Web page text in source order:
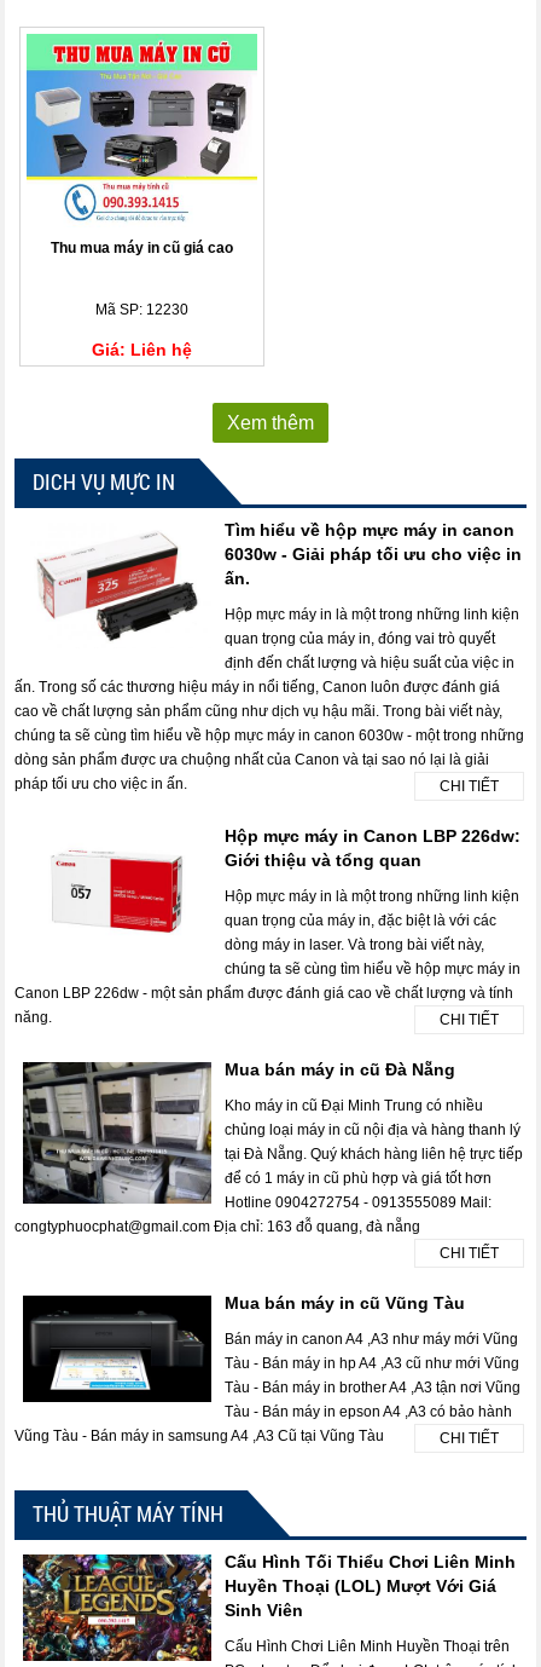
Thu mua máy in cũ giá cao
Mã SP: 12230
Giá: Liên hệ
Xem thêm
DICH VỤ MỰC IN
Tìm hiểu về hộp mực máy in canon
6030w - Giải pháp tối ưu cho việc in
ấn.
Hộp mực máy in là một trong những linh kiện
quan trọng của máy in, đóng vai trò quyết
định đến chất lượng và hiệu suất của việc in
ấn. Trong số các thương hiệu máy in nổi tiếng, Canon luôn được đánh giá
cao về chất lượng sản phẩm cũng như dịch vụ hậu mãi. Trong bài viết này,
chúng ta sẽ cùng tìm hiểu về hộp mực máy in canon 6030w - một trong những
dòng sản phẩm được ưa chuộng nhất của Canon và tại sao nó lại là giải
pháp tối ưu cho việc in ấn.
CHI TIẾT
Hộp mực máy in Canon LBP 226dw:
Giới thiệu và tổng quan
Hộp mực máy in là một trong những linh kiện
quan trọng của máy in, đặc biệt là với các
dòng máy in laser. Và trong bài viết này,
chúng ta sẽ cùng tìm hiểu về hộp mực máy in
Canon LBP 226dw - một sản phẩm được đánh giá cao về chất lượng và tính
năng.
CHI TIẾT
Mua bán máy in cũ Đà Nẵng
Kho máy in cũ Đại Minh Trung có nhiều
chủng loại máy in cũ nội địa và hàng thanh lý
tại Đà Nẵng. Quý khách hàng liên hệ trực tiếp
để có 1 máy in cũ phù hợp và giá tốt hơn
Hotline 0904272754 - 0913555089 Mail:
congtyphuocphat@gmail.com Địa chỉ: 163 đỗ quang, đà nẵng
CHI TIẾT
Mua bán máy in cũ Vũng Tàu
Bán máy in canon A4 ,A3 như máy mới Vũng
Tàu - Bán máy in hp A4 ,A3 cũ như mới Vũng
Tàu - Bán máy in brother A4 ,A3 tận nơi Vũng
Tàu - Bán máy in epson A4 ,A3 có bảo hành
Vũng Tàu - Bán máy in samsung A4 ,A3 Cũ tại Vũng Tàu
CHI TIẾT
THỦ THUẬT MÁY TÍNH
Cấu Hình Tối Thiểu Chơi Liên Minh
Huyền Thoại (LOL) Mượt Với Giá
Sinh Viên
Cấu Hình Chơi Liên Minh Huyền Thoại trên